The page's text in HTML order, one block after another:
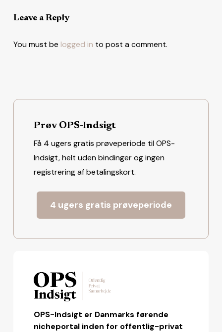
Leave a Reply
You must be logged in to post a comment.
Prøv OPS-Indsigt
Få 4 ugers gratis prøveperiode til OPS-
Indsigt, helt uden bindinger og ingen
registrering af betalingskort.
4 ugers gratis prøveperiode
OPS-Indsigt er Danmarks førende
nicheportal inden for offentlig-privat